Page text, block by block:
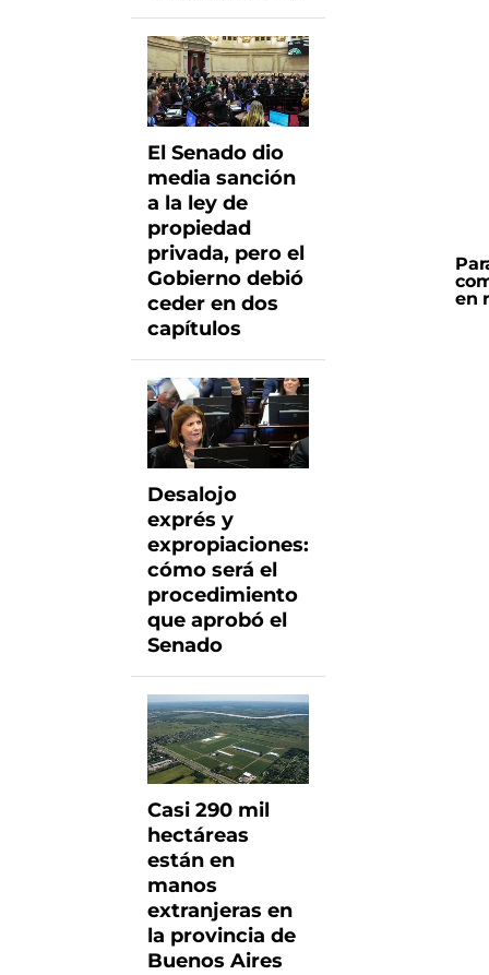
El Senado dio
media sanción
a la ley de
propiedad
privada, pero el
Gobierno debió
ceder en dos
capítulos
Desalojo
exprés y
expropiaciones:
cómo será el
procedimiento
que aprobó el
Senado
Casi 290 mil
hectáreas
están en
manos
extranjeras en
la provincia de
Buenos Aires
en